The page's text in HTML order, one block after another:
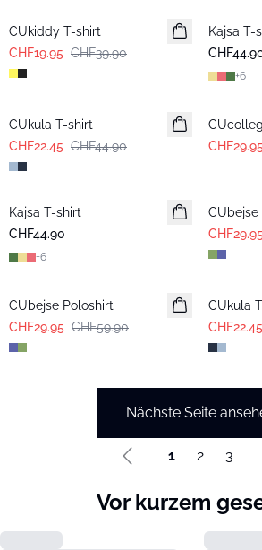
CUkiddy T-shirt
CHF19.95 CHF39.90
Kajsa T-
+6
CUkula T-shirt
CHF22.45 CHF44.90
CHF29.95
Kajsa T-shirt
CHF44.90
+6
CUbejse
CHF29.95
CUbejse Poloshirt
CHF29.95 CHF59.90
CUkula
CHF22.45
Nächste Seite
1 2 3
Vor kurzem